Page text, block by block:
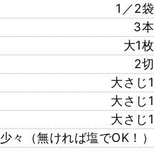
1／2袋
3本
大1枚
2切
大さじ1
大さじ1
大さじ1
少々（無ければ塩でOK！）